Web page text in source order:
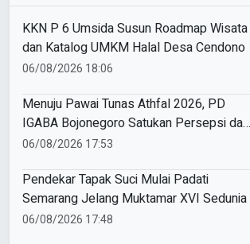
KKN P 6 Umsida Susun Roadmap Wisata
dan Katalog UMKM Halal Desa Cendono
06/08/2026 18:06
Menuju Pawai Tunas Athfal 2026, PD
IGABA Bojonegoro Satukan Persepsi dan
Utamakan Keselamatan Anak
06/08/2026 17:53
Pendekar Tapak Suci Mulai Padati
Semarang Jelang Muktamar XVI Sedunia
06/08/2026 17:48